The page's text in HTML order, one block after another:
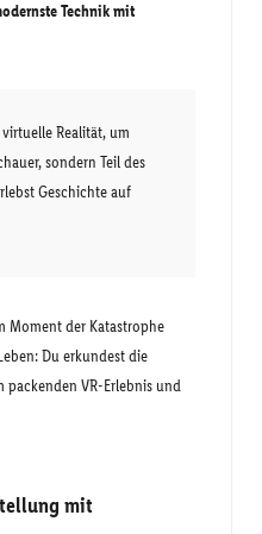
Technik mit
Realität, um
sondern Teil des
Geschichte auf
Moment der Katastrophe
Du erkundest die
packenden VR-Erlebnis und
mit